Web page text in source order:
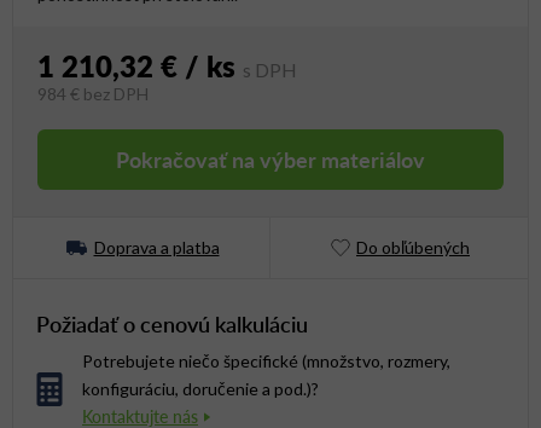
1 210,32 € / ks
984 € bez DPH
Pokračovať na výber materiálov
Doprava a platba Do obľúbených
Požiadať o cenovú kalkuláciu
Potrebujete niečo špecifické (množstvo, rozmery,
konfiguráciu, doručenie a pod.)?